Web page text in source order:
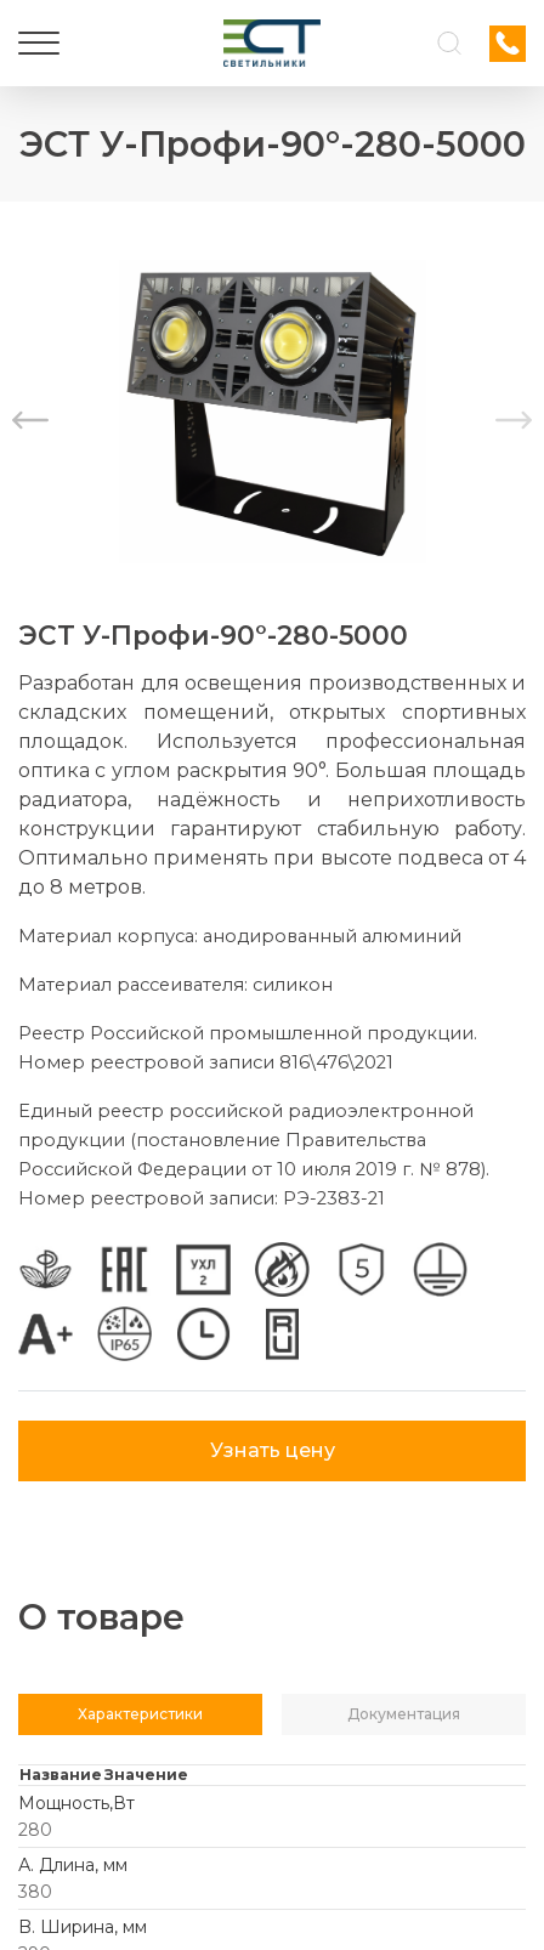
ЭСТ У-Профи-90°-280-5000
ЭСТ У-Профи-90°-280-5000
Разработан для освещения производственных и
складских помещений, открытых спортивных
площадок. Используется профессиональная
оптика с углом раскрытия 90°. Большая площадь
радиатора, надёжность и неприхотливость
конструкции гарантируют стабильную работу.
Оптимально применять при высоте подвеса от 4
до 8 метров.
Материал корпуса: анодированный алюминий
Материал рассеивателя: силикон
Реестр Российской промышленной продукции.
Номер реестровой записи 816\476\2021
Единый реестр российской радиоэлектронной
продукции (постановление Правительства
Российской Федерации от 10 июля 2019 г. № 878).
Номер реестровой записи: РЭ-2383-21
Узнать цену
О товаре
Характеристики Документация
Название Значение
Мощность,Вт
280
А. Длина, мм
380
B. Ширина, мм